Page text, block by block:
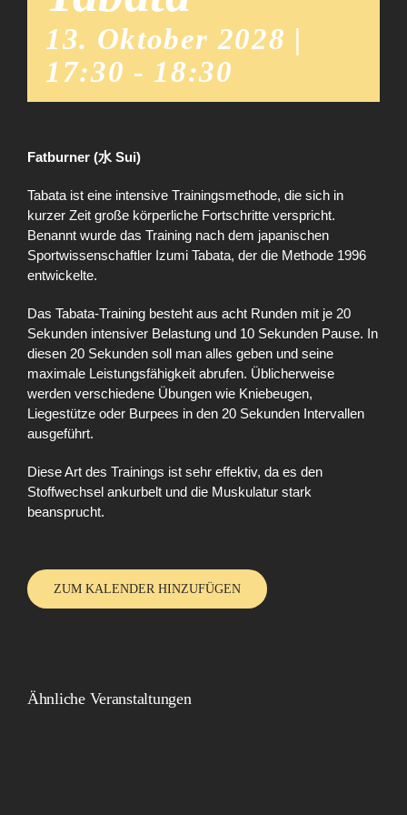
13. Oktober 2028 |
17:30 - 18:30
Fatburner (水 Sui)
Tabata ist eine intensive Trainingsmethode, die sich in
kurzer Zeit große körperliche Fortschritte verspricht.
Benannt wurde das Training nach dem japanischen
Sportwissenschaftler Izumi Tabata, der die Methode 1996
entwickelte.
Das Tabata-Training besteht aus acht Runden mit je 20
Sekunden intensiver Belastung und 10 Sekunden Pause. In
diesen 20 Sekunden soll man alles geben und seine
maximale Leistungsfähigkeit abrufen. Üblicherweise
werden verschiedene Übungen wie Kniebeugen,
Liegestütze oder Burpees in den 20 Sekunden Intervallen
ausgeführt.
Diese Art des Trainings ist sehr effektiv, da es den
Stoffwechsel ankurbelt und die Muskulatur stark
beansprucht.
ZUM KALENDER HINZUFÜGEN
Ähnliche Veranstaltungen